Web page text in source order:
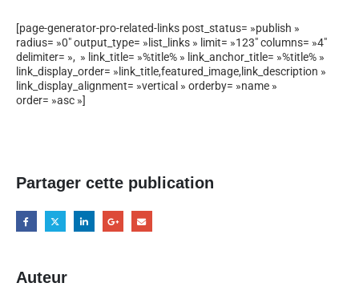
[page-generator-pro-related-links post_status= »publish »
radius= »0″ output_type= »list_links » limit= »123″ columns= »4″
delimiter= », » link_title= »%title% » link_anchor_title= »%title% »
link_display_order= »link_title,featured_image,link_description »
link_display_alignment= »vertical » orderby= »name »
order= »asc »]
Partager cette publication
Auteur